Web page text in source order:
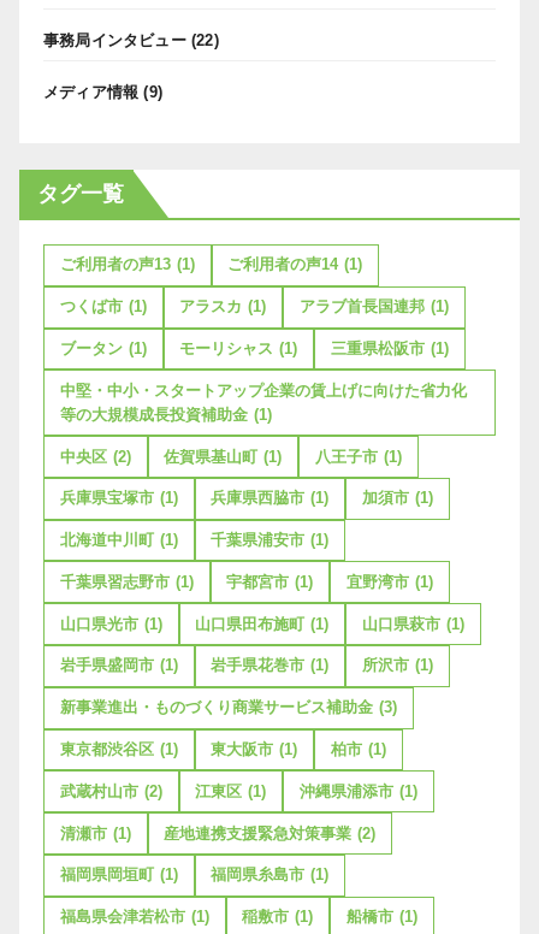
事務局インタビュー(22)
メディア情報 (9)
タグ一覧
ご利用者の声13 (1) ご利用者の声14 (1)
つくば市 (1) アラスカ (1) アラブ首長国連邦 (1)
ブータン (1) モーリシャス (1) 三重県松阪市 (1)
中堅・中小・スタートアップ企業の賃上げに向けた省力化
等の大規模成長投資補助金 (1)
中央区 (2) 佐賀県基山町 (1) 八王子市 (1)
兵庫県宝塚市 (1) 兵庫県西脇市 (1) 加須市 (1)
北海道中川町 (1) 千葉県浦安市 (1)
千葉県習志野市 (1) 宇都宮市 (1) 宜野湾市 (1)
山口県光市 (1) 山口県田布施町 (1) 山口県萩市 (1)
岩手県盛岡市 (1) 岩手県花巻市 (1) 所沢市 (1)
新事業進出・ものづくり商業サービス補助金 (3)
東京都渋谷区 (1) 東大阪市 (1) 柏市 (1)
武蔵村山市 (2) 江東区 (1) 沖縄県浦添市 (1)
清瀬市 (1) 産地連携支援緊急対策事業 (2)
福岡県岡垣町 (1) 福岡県糸島市 (1)
福島県会津若松市 (1) 稲敷市 (1) 船橋市 (1)